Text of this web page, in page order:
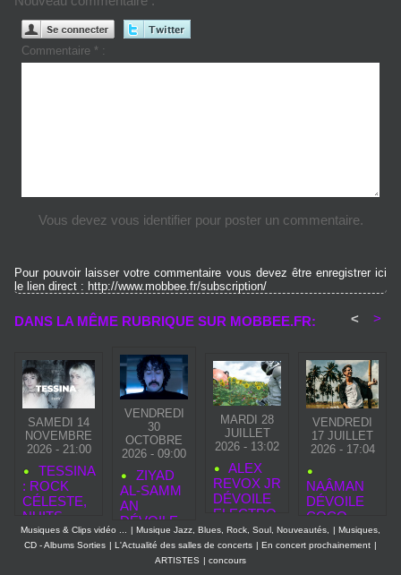
Commentaire * :
Vous devez vous identifier pour poster un commentaire.
Pour pouvoir laisser votre commentaire vous devez être enregistrer ici
le lien direct : http://www.mobbee.fr/subscription/
DANS LA MÊME RUBRIQUE SUR MOBBEE.FR: < >
SAMEDI 14
NOVEMBRE
2026 - 21:00
TESSINA
: ROCK
CÉLESTE,
NUITS
SUSPEND
UES ET
VENDREDI
30
OCTOBRE
2026 - 09:00
ZIYAD
AL‑SAMM
AN
DÉVOILE
«
SECOND
TOUCH »,
MARDI 28
JUILLET
2026 - 13:02
ALEX
REVOX JR
DÉVOILE
ELECTRO
GLAM
PART 1,
UN
VENDREDI
17 JUILLET
2026 - 17:04
NAÂMAN
DÉVOILE
COCO
WATA, UNE
CHANSON
Musiques & Clips vidéo ... | Musique Jazz, Blues, Rock, Soul, Nouveautés, | Musiques,
CD - Albums Sorties | L'Actualité des salles de concerts | En concert prochainement |
ARTISTES | concours